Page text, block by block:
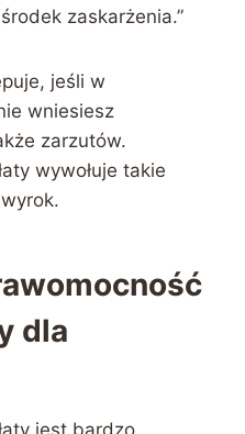
zaskarżenia.”
jeśli w
wniesiesz
zarzutów.
wywołuje takie
dla
jest bardzo